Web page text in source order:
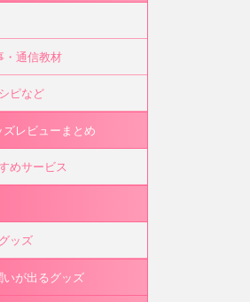
・通信教材
ピなど
レビューまとめ
めサービス
ッズ
いが出るグッズ